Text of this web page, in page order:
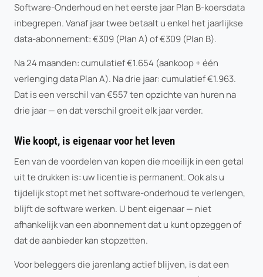
Software-Onderhoud en het eerste jaar Plan B-koersdata
inbegrepen. Vanaf jaar twee betaalt u enkel het jaarlijkse
data-abonnement: €309 (Plan A) of €309 (Plan B).
Na 24 maanden: cumulatief €1.654 (aankoop + één
verlenging data Plan A). Na drie jaar: cumulatief €1.963.
Dat is een verschil van €557 ten opzichte van huren na
drie jaar — en dat verschil groeit elk jaar verder.
Wie koopt, is eigenaar voor het leven
Een van de voordelen van kopen die moeilijk in een getal
uit te drukken is: uw licentie is permanent. Ook als u
tijdelijk stopt met het software-onderhoud te verlengen,
blijft de software werken. U bent eigenaar — niet
afhankelijk van een abonnement dat u kunt opzeggen of
dat de aanbieder kan stopzetten.
Voor beleggers die jarenlang actief blijven, is dat een